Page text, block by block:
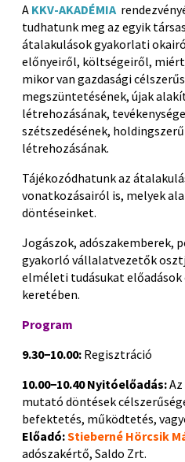
A KKV-AKADÉMIA
tudhatunk meg az egyik
átalakulások gyakorlati
előnyeiről, költségeiről,
mikor van gazdasági
megszüntetésének, újak
létrehozásának,
szétszedésének,
létrehozásának.
Tájékozódhatunk az
vonatkozásairól is, melyek
döntéseinket.
Jogászok, adószakemberek,
gyakorló vállalatvezetők
elméleti tudásukat előadások
keretében.
Program
9.30−10.00: Regisztráció
10.00−10.40Nyitóelőadás:
mutató döntések
befektetés, működtetés,
Előadó:Stieberné Hörcsik
adószakértő, Saldo Zrt.